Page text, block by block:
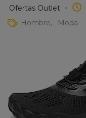
Ofertas Outlet
Hombre
Moda